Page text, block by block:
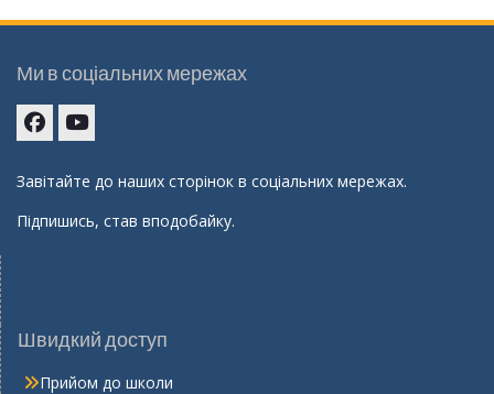
Ми в соціальних мережах
Завітайте до наших сторінок в соціальних мережах.
Підпишись, став вподобайку.
Швидкий доступ
Прийом до школи